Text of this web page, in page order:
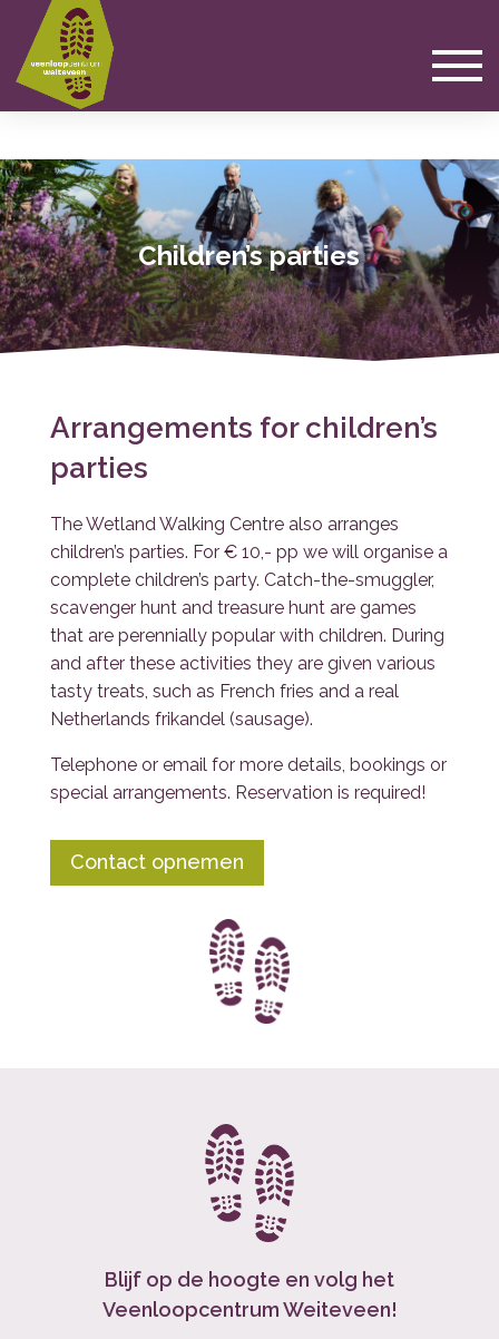
Children’s parties
Arrangements for children’s
parties
The Wetland Walking Centre also arranges
children’s parties. For € 10,- pp we will organise a
complete children’s party. Catch-the-smuggler,
scavenger hunt and treasure hunt are games
that are perennially popular with children. During
and after these activities they are given various
tasty treats, such as French fries and a real
Netherlands frikandel (sausage).
Telephone or email for more details, bookings or
special arrangements. Reservation is required!
Contact opnemen
Blijf op de hoogte en volg het
Veenloopcentrum Weiteveen!